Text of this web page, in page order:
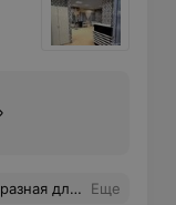
с руками мастера, что изуродовала мои волосы. Еще